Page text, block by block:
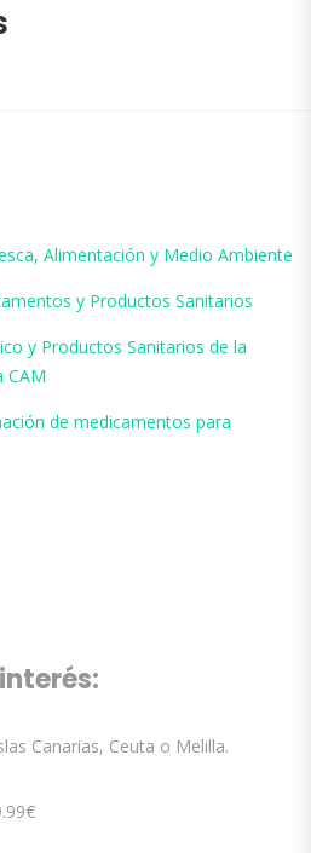
Alimentación y Medio Ambiente
y Productos Sanitarios
y Productos Sanitarios de la
CAM
de medicamentos para
Canarias, Ceuta o Melilla.